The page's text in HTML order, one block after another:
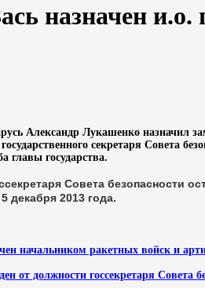
назначен и.о.
Александр Лукашенко назначил
секретаря Совета
главы государства.
Совета безопасности
декабря 2013 года.
начальником ракетных войск и
от должности госсекретаря Совета